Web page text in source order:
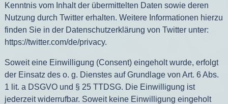
Kenntnis vom Inhalt der übermittelten Daten sowie deren
Nutzung durch Twitter erhalten. Weitere Informationen hierzu
finden Sie in der Datenschutzerklärung von Twitter unter:
https://twitter.com/de/privacy.
Soweit eine Einwilligung (Consent) eingeholt wurde, erfolgt
der Einsatz des o. g. Dienstes auf Grundlage von Art. 6 Abs.
1 lit. a DSGVO und § 25 TTDSG. Die Einwilligung ist
jederzeit widerrufbar. Soweit keine Einwilligung eingeholt